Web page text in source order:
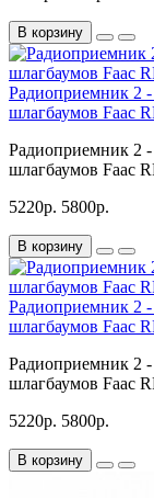
В корзину
Радиоприемник 2
шлагбаумов Faac
Радиоприемник 2
шлагбаумов Faac
5220р. 5800р.
В корзину
Радиоприемник 2
шлагбаумов Faac
Радиоприемник 2
шлагбаумов Faac
5220р. 5800р.
В корзину